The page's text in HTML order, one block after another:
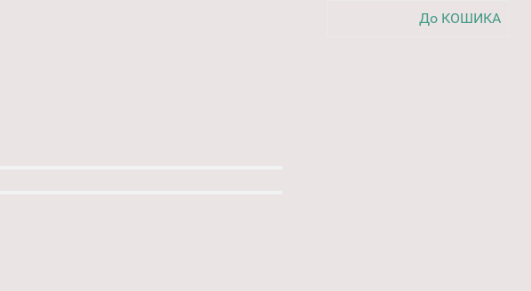
До КОШИКА